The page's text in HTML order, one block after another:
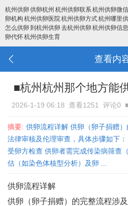
杭州供卵 供卵杭州 杭州供卵联系杭州供卵微信
卵机构 杭州供卵医院杭州供卵方式杭州哪里
怎么供卵 到杭州供卵 去杭州供卵 杭州供卵信息
卵代怀杭州供卵生育
查看内
■杭州杭州那个地方能
2026-1-19 06:18 查看1251 评论0
摘要: 供卵流程详解 供卵（卵子捐赠）
法律审核及伦理审查，具体步骤如下
受卵方检查‌ 供卵者需完成传染病筛查
估（如染色体核型分析）及卵 ...
供卵流程详解
供卵（卵子捐赠）的完整流程涉